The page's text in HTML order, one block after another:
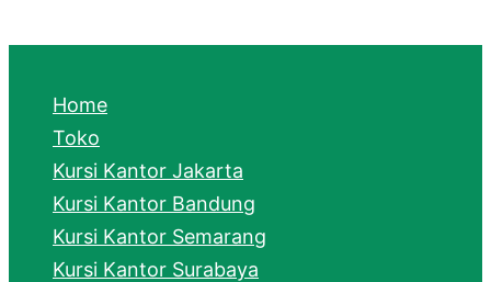
r
h
Home
Toko
Kursi Kantor Jakarta
Kursi Kantor Bandung
Kursi Kantor Semarang
Kursi Kantor Surabaya